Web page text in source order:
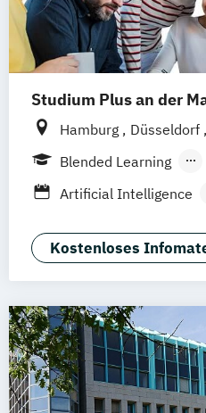
Visual Effects
Studium Plus an der
Hamburg Düsseldorf
Stuttgart
Berlin
Blended Learning
Berufsbegleitendes
Artificial Intelligence
Medien- und
Kostenloses